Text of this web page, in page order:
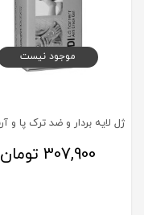
موجود نیست
307,900 تومان